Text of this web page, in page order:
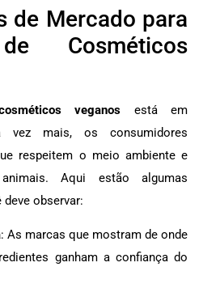
de Mercado para
Cosméticos
veganos está em
vez mais, os consumidores
respeitem o meio ambiente e
Aqui estão algumas
observar:
: As marcas que mostram de onde
ganham a confiança do